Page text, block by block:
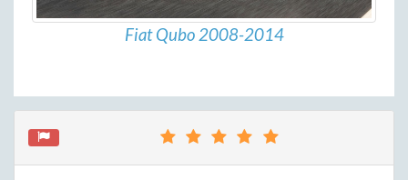
Fiat Qubo 2008-2014